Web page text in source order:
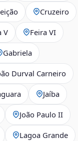
Cruzeiro
V Feira VI
Gabriela
Durval Carneiro
Jaíba
João Paulo II
Lagoa Grande